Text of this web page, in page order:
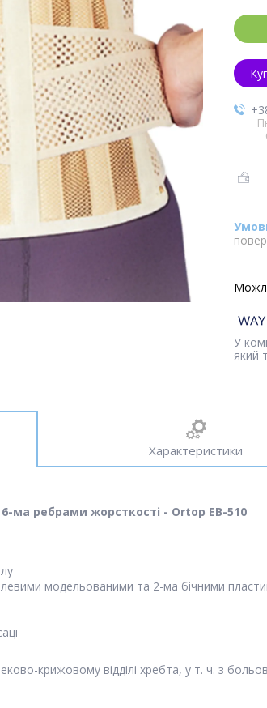
У
який
Характеристики
ма ребрами жорсткості - Ortop EB-510
модельованими та 2-ма бічними
крижовому відділі хребта, у т. ч. з